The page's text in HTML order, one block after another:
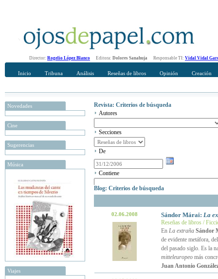
Director: Rogelio López Blanco Editora: Dolores Sanahuja Responsable TI: Vidal Vidal
Inicio Tribuna Análisis Reseñas de libros Opinión Creación
Novedades
Cine
Sugerencias
Música
Viajes
Revista: Criterios de búsqueda
Autores
Secciones
De
Contiene
Blog: Criterios de búsqueda
02.06.2008 Sándor Márai: La
Reseñas de libros /
En La extraña Sándor
de evidente metáfora,
del pasado siglo. Es la
mitteleuropeomás
Juan Antonio